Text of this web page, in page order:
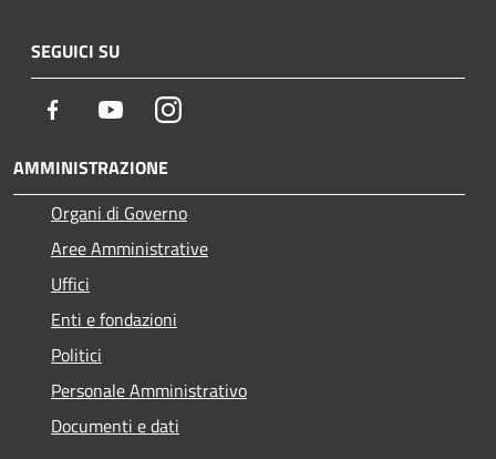
SEGUICI SU
Facebook YoutubeInstagram
AMMINISTRAZIONE
Organi di Governo
Aree Amministrative
Uffici
Enti e fondazioni
Politici
Personale Amministrativo
Documenti e dati